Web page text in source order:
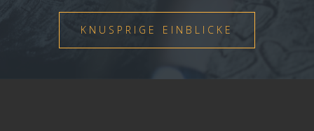
KNUSPRIGE EINBLICKE